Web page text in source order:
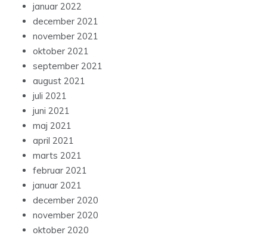
januar 2022
december 2021
november 2021
oktober 2021
september 2021
august 2021
juli 2021
juni 2021
maj 2021
april 2021
marts 2021
februar 2021
januar 2021
december 2020
november 2020
oktober 2020